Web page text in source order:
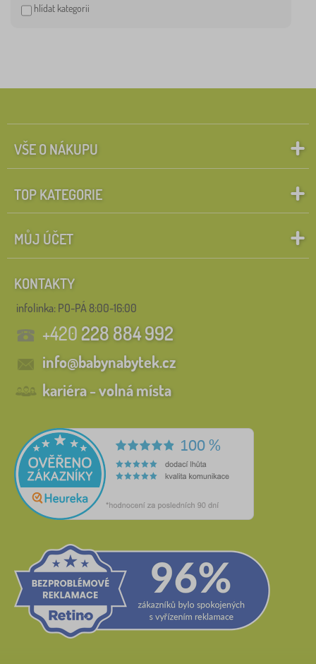
hlídat kategorii
VŠE O NÁKUPU
TOP KATEGORIE
MŮJ ÚČET
KONTAKTY
infolinka: PO-PÁ 8:00-16:00
+420228 884 992
info@babynabytek.cz
kariéra - volná místa